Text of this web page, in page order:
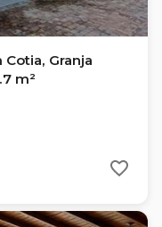
Granja
m²